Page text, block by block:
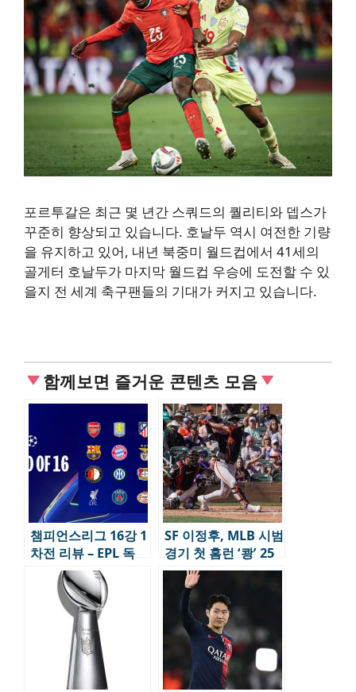
포르투갈은 최근 몇 년간 스쿼드의 퀄리티와 뎁스가
꾸준히 향상되고 있습니다. 호날두 역시 여전한 기량
을 유지하고 있어, 내년 북중미 월드컵에서 41세의
골게터 호날두가 마지막 월드컵 우승에 도전할 수 있
을지 전 세계 축구팬들의 기대가 커지고 있습니다.
함께보면 즐거운 콘텐츠 모음
챔피언스리그 16강 1
차전 리뷰 – EPL 독
주, 변수 남긴 빅매치
SF 이정후, MLB 시범
경기 첫 홈런 ‘쾅’ 25
년시즌 기되된다.